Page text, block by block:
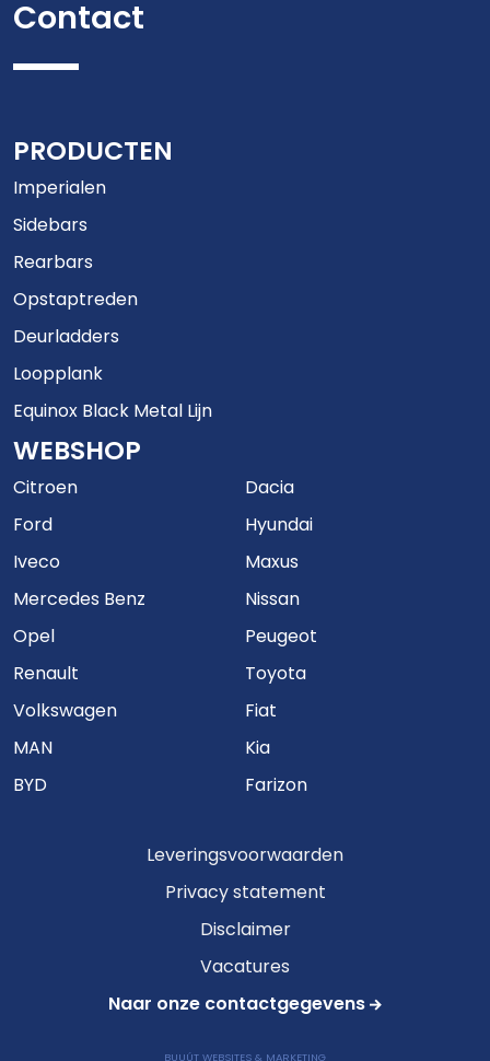
Contact
PRODUCTEN
Imperialen
Sidebars
Rearbars
Opstaptreden
Deurladders
Loopplank
Equinox Black Metal Lijn
WEBSHOP
Citroen
Dacia
Ford
Hyundai
Iveco
Maxus
Mercedes Benz
Nissan
Opel
Peugeot
Renault
Toyota
Volkswagen
Fiat
MAN
Kia
BYD
Farizon
Leveringsvoorwaarden
Privacy statement
Disclaimer
Vacatures
Naar onze contactgegevens
BUUÚT WEBSITES & MARKETING